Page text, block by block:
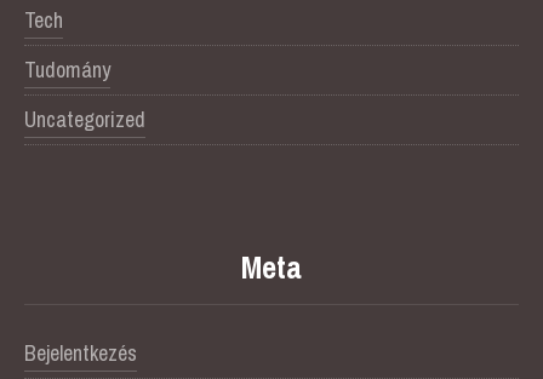
Tech
Tudomány
Uncategorized
Meta
Bejelentkezés